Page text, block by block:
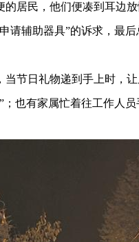
居民，他们便凑到耳边
请辅助器具”的诉求，最
日礼物递到手上时，让
也有家属忙着往工作人